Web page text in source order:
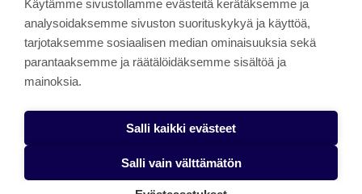
päättynyt 11.9.2023.
About the site
Käyttöehdot
Saavutettavuusseloste
Alasottoilmoitus
Käytämme sivustollamme evästeitä kerätäksemme ja
analysoidaksemme sivuston suorituskykyä ja käyttöä,
tarjotaksemme sosiaalisen median ominaisuuksia sekä
parantaaksemme ja räätälöidäksemme sisältöä ja
mainoksia.
Salli kaikki evästeet
Salli vain välttämätön